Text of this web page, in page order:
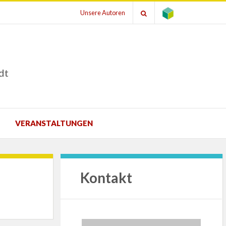
Unsere Autoren
VERANSTALTUNGEN
Kontakt